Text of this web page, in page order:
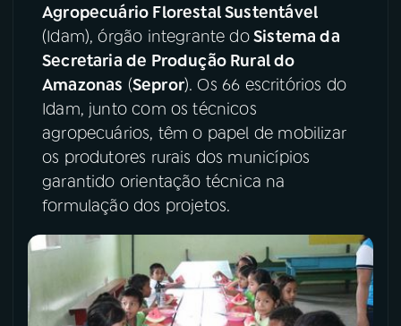
ACOMPANHE A RÁDIO NACIONAL
YouTube Facebook
Instagram X
TikTok
Agropecuário Florestal Sustentável
(Idam), órgão integrante doSistema da
Secretaria de Produção Rural do
Amazonas (Sepror). Os 66 escritórios do
Idam, junto com os técnicos
agropecuários, têm o papel de mobilizar
os produtores rurais dos municípios
garantido orientação técnica na
formulação dos projetos.